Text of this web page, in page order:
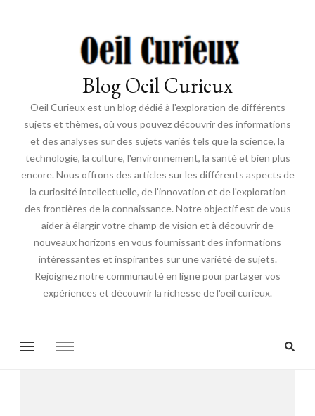
Blog Oeil Curieux
Oeil Curieux est un blog dédié à l'exploration de différents
sujets et thèmes, où vous pouvez découvrir des informations
et des analyses sur des sujets variés tels que la science, la
technologie, la culture, l'environnement, la santé et bien plus
encore. Nous offrons des articles sur les différents aspects de
la curiosité intellectuelle, de l'innovation et de l'exploration
des frontières de la connaissance. Notre objectif est de vous
aider à élargir votre champ de vision et à découvrir de
nouveaux horizons en vous fournissant des informations
intéressantes et inspirantes sur une variété de sujets.
Rejoignez notre communauté en ligne pour partager vos
expériences et découvrir la richesse de l'oeil curieux.